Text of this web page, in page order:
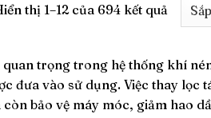
thị 1–12 của 694 kết quảĐã
sắp
theo
giá:
thấp
quan trọng trong hệ thống khí
đưa vào sử dụng. Việc thay lọc
bảo vệ máy móc, giảm hao